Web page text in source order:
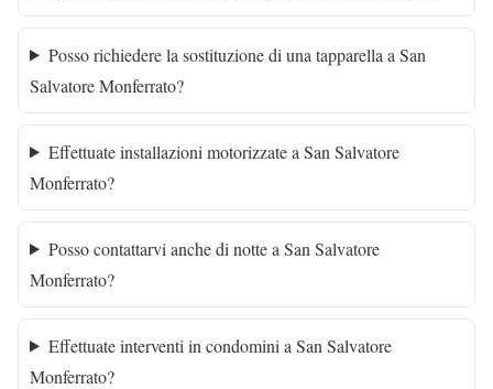
Posso richiedere la sostituzione di una tapparella a San
Salvatore Monferrato?
Effettuate installazioni motorizzate a San Salvatore
Monferrato?
Posso contattarvi anche di notte a San Salvatore
Monferrato?
Effettuate interventi in condomini a San Salvatore
Monferrato?